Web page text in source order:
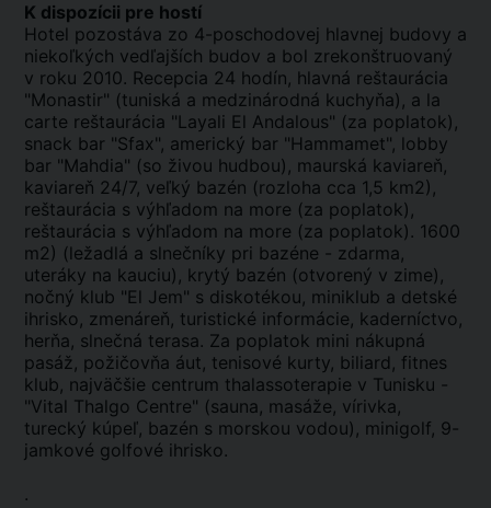
K dispozícii pre hostí
Hotel pozostáva zo 4-poschodovej hlavnej budovy a
niekoľkých vedľajších budov a bol zrekonštruovaný
v roku 2010. Recepcia 24 hodín, hlavná reštaurácia
"Monastir" (tuniská a medzinárodná kuchyňa), a la
carte reštaurácia "Layali El Andalous" (za poplatok),
snack bar "Sfax", americký bar "Hammamet", lobby
bar "Mahdia" (so živou hudbou), maurská kaviareň,
kaviareň 24/7, veľký bazén (rozloha cca 1,5 km2),
reštaurácia s výhľadom na more (za poplatok),
reštaurácia s výhľadom na more (za poplatok). 1600
m2) (ležadlá a slnečníky pri bazéne - zdarma,
uteráky na kauciu), krytý bazén (otvorený v zime),
nočný klub "El Jem" s diskotékou, miniklub a detské
ihrisko, zmenáreň, turistické informácie, kaderníctvo,
herňa, slnečná terasa. Za poplatok mini nákupná
pasáž, požičovňa áut, tenisové kurty, biliard, fitnes
klub, najväčšie centrum thalassoterapie v Tunisku -
"Vital Thalgo Centre" (sauna, masáže, vírivka,
turecký kúpeľ, bazén s morskou vodou), minigolf, 9-
jamkové golfové ihrisko.
.